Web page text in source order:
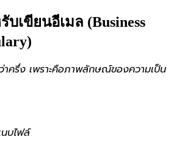
เขียนอีเมล (Business
าครึ่ง เพราะคือภาพลักษณ์ของความเป็น
บไฟล์